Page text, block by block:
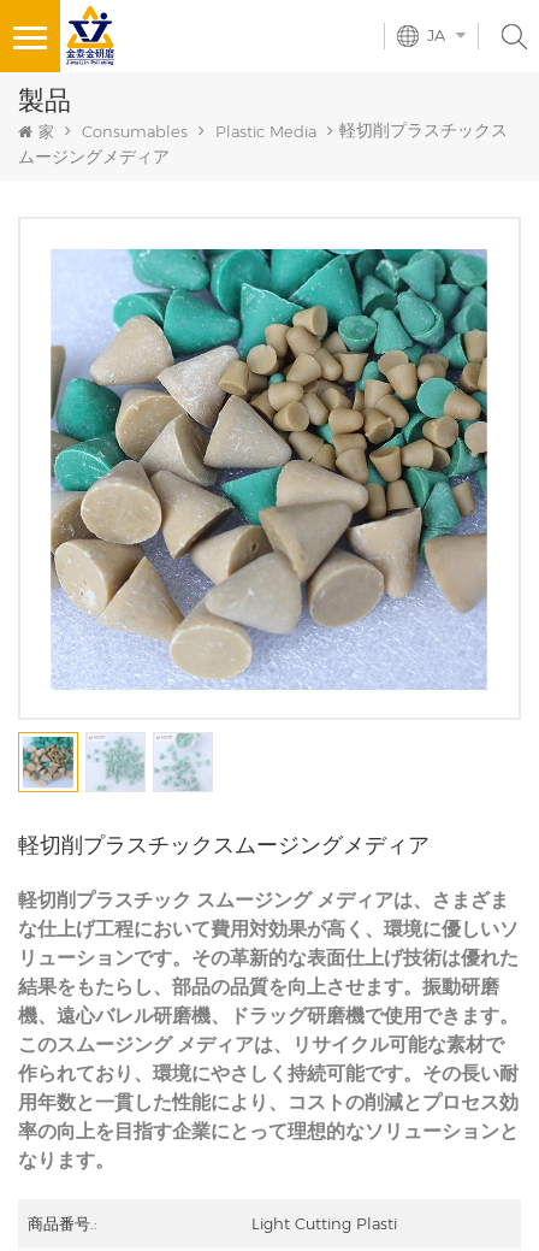
JA
製品
家 Consumables Plastic Media
軽切削プラスチックス
ムージングメディア
軽切削プラスチックスムージングメディア
軽切削プラスチック スムージング メディアは、さまざま
な仕上げ工程において費用対効果が高く、環境に優しいソ
リューションです。その革新的な表面仕上げ技術は優れた
結果をもたらし、部品の品質を向上させます。振動研磨
機、遠心バレル研磨機、ドラッグ研磨機で使用できます。
このスムージング メディアは、リサイクル可能な素材で
作られており、環境にやさしく持続可能です。その長い耐
用年数と一貫した性能により、コストの削減とプロセス効
率の向上を目指す企業にとって理想的なソリューションと
なります。
商品番号.: Light Cutting Plasti